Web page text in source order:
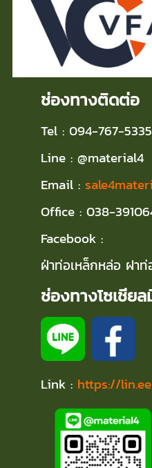
ช่องทางติดต่อ
Tel : 094-767-
Line : @material4
Email :
Office : 038-
Facebook :
ฝ่าท่อเหล็กหล่อ ฝาท่
ช่องทางโซเชียล
Link : https://